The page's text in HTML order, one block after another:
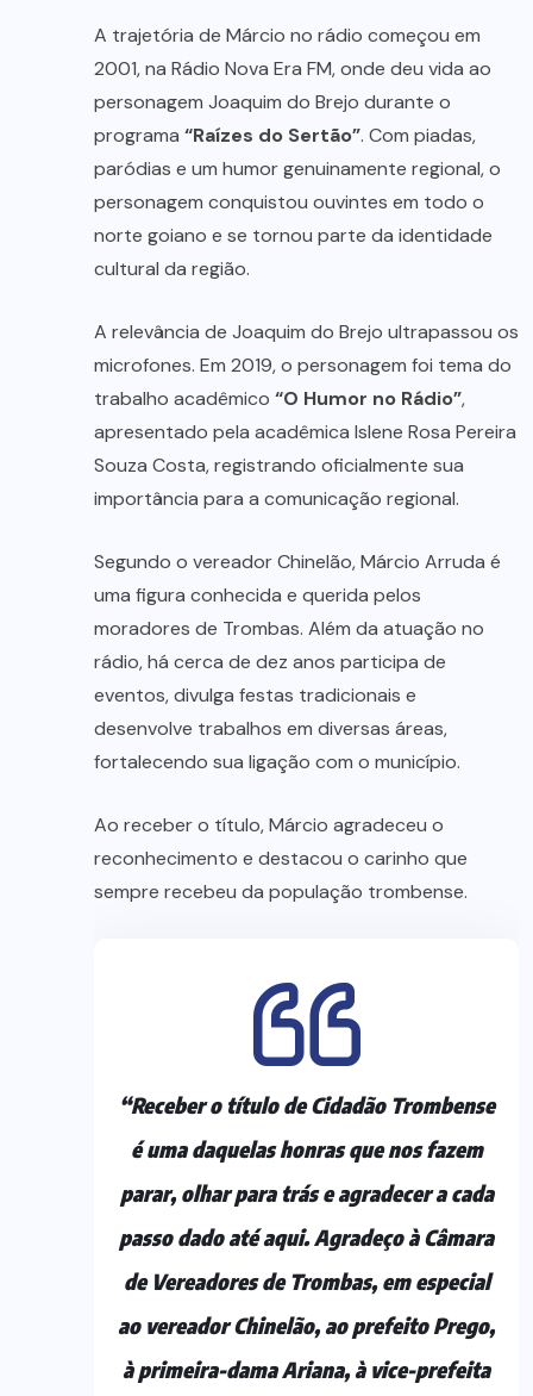
A trajetória de Márcio no rádio começou em
2001, na Rádio Nova Era FM, onde deu vida ao
personagem Joaquim do Brejo durante o
programa “Raízes do Sertão”. Com piadas,
paródias e um humor genuinamente regional, o
personagem conquistou ouvintes em todo o
norte goiano e se tornou parte da identidade
cultural da região.
A relevância de Joaquim do Brejo ultrapassou os
microfones. Em 2019, o personagem foi tema do
trabalho acadêmico “O Humor no Rádio”,
apresentado pela acadêmica Islene Rosa Pereira
Souza Costa, registrando oficialmente sua
importância para a comunicação regional.
Segundo o vereador Chinelão, Márcio Arruda é
uma figura conhecida e querida pelos
moradores de Trombas. Além da atuação no
rádio, há cerca de dez anos participa de
eventos, divulga festas tradicionais e
desenvolve trabalhos em diversas áreas,
fortalecendo sua ligação com o município.
Ao receber o título, Márcio agradeceu o
reconhecimento e destacou o carinho que
sempre recebeu da população trombense.
“Receber o título de Cidadão Trombense
é uma daquelas honras que nos fazem
parar, olhar para trás e agradecer a cada
passo dado até aqui. Agradeço à Câmara
de Vereadores de Trombas, em especial
ao vereador Chinelão, ao prefeito Prego,
à primeira-dama Ariana, à vice-prefeita